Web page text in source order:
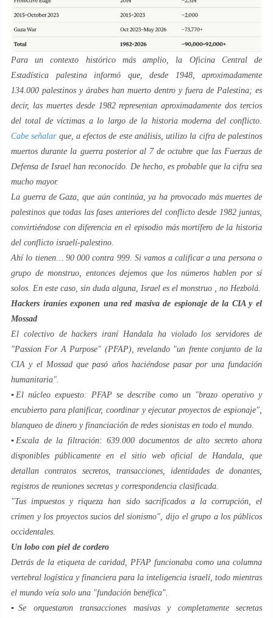
Para un contexto histórico más amplio, la Oficina Central de
Estadística palestina informó que, desde 1948, aproximadamente
134.000 palestinos y árabes han muerto dentro y fuera de Palestina; es
decir, las muertes desde 1982 representan aproximadamente dos tercios
del total de víctimas a lo largo de la historia moderna del conflicto.
Cabe señalarque, a efectos de este análisis, utilizo la cifra de palestinos
muertos durante la guerra posterior al 7 de octubre que las Fuerzas de
Defensa de Israel han reconocido. De hecho, es probable que la cifra sea
mucho mayor.
La guerra de Gaza, que aún continúa, ya ha provocado más muertes de
palestinos que todas las fases anteriores del conflicto desde 1982 juntas,
convirtiéndose con diferencia en el episodio más mortífero de la historia
del conflicto israelí-palestino.
Ahí lo tienen… 90 000 contra 999. Si vamos a calificar a una persona o
grupo de monstruo, entonces dejemos que los números hablen por sí
solos. En este caso, sin duda alguna, Israel es el monstruo , no Hezbolá.
Hackers iraníes exponen una red masiva de espionaje de la CIA y el
Mossad
El colectivo de hackers iraní Handala ha violado los servidores de
"Passion For A Purpose" (PFAP), revelando "un frente conjunto de la
CIA y el Mossad que pasó años haciéndose pasar por una fundación
humanitaria".
▪️El núcleo expuesto: PFAP se describe como un "brazo operativo y
encubierto para planificar, coordinar y ejecutar proyectos de espionaje",
blanqueo de dinero y financiación de redes sionistas en todo el mundo.
▪️Escala de la filtración: 639.000 documentos de alto secreto ahora
disponibles públicamente en el sitio web oficial de Handala, que
detallan contratos secretos, transacciones, identidades de donantes,
registros de reuniones secretas y correspondencia clasificada.
"Tus impuestos y riqueza han sido sacrificados a la corrupción, el
crimen y los proyectos sucios del sionismo", dijo el grupo a los públicos
occidentales.
Un lobo con piel de cordero
Detrás de la etiqueta de caridad, PFAP funcionaba como una columna
vertebral logística y financiera para la inteligencia israelí, todo mientras
el mundo veía solo una "fundación benéfica".
▪️Se orquestaron transacciones masivas y completamente secretas